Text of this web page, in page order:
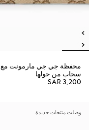
محفظة جي جي مارمونت مع
سحاب من حولها
SAR 3,200
وصلت منتجات جديدة